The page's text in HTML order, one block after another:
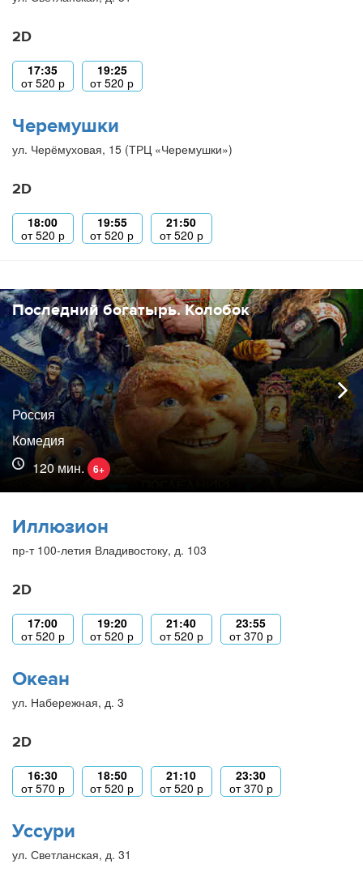
2D
17:35
от520 р
19:25
от520 р
Черемушки
ул. Черёмуховая, 15 (ТРЦ «Черемушки»)
2D
18:00
от520 р
19:55
от520 р
21:50
от520 р
Последний богатырь. Колобок
Россия
Комедия
120 мин.
6+
Иллюзион
пр-т 100-летия Владивостоку, д. 103
2D
17:00
от520 р
19:20
от520 р
21:40
от520 р
23:55
от370 р
Океан
ул. Набережная, д. 3
2D
16:30
от570 р
18:50
от520 р
21:10
от520 р
23:30
от370 р
Уссури
ул. Светланская, д. 31